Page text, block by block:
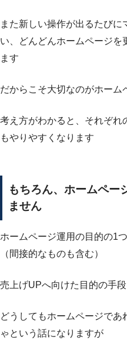
また新しい操作が出るたび
い、どんどんホームページを
ます
だからこそ大切なのがホーム
考え方がわかると、それぞれ
もやりやすくなります
もちろん、ホームペー
ません
ホームページ運用の目的の1
（間接的なものも含む）
売上げUPへ向けた目的の手
どうしてもホームページであ
ゃという話になりますが